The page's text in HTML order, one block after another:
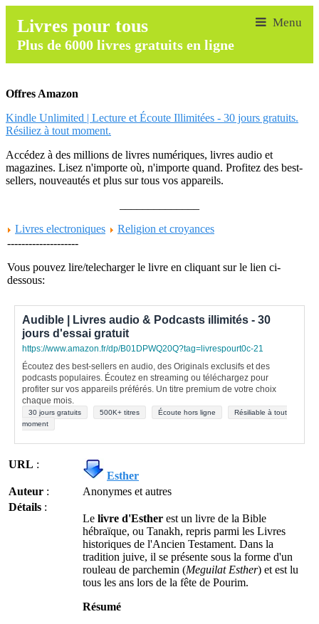
Livres pour tous
Plus de 6000 livres gratuits en ligne
Offres Amazon
Kindle Unlimited | Lecture et Écoute Illimitées - 30 jours gratuits.
Résiliez à tout moment.
Accédez à des millions de livres numériques, livres audio et
magazines. Lisez n'importe où, n'importe quand. Profitez des best-
sellers, nouveautés et plus sur tous vos appareils.
Livres electroniques
Religion et croyances
--------------------
Vous pouvez lire/telecharger le livre en cliquant sur le lien ci-
dessous:
Audible | Livres audio & Podcasts illimités - 30
jours d'essai gratuit
https://www.amazon.fr/dp/B01DPWQ20Q?tag=livrespourt0c-21
Écoutez des best-sellers en audio, des Originals exclusifs et des
podcasts populaires. Écoutez en streaming ou téléchargez pour
profiter sur vos appareils préférés. Un titre premium de votre choix
chaque mois.
30 jours gratuits 500K+ titres Écoute hors ligne
Résiliable à tout
moment
URL :
Esther
Auteur :
Anonymes et autres
Détails :
Le livre d'Esther est un livre de la Bible
hébraïque, ou Tanakh, repris parmi les Livres
historiques de l'Ancien Testament. Dans la
tradition juive, il se présente sous la forme d'un
rouleau de parchemin (Meguilat Esther) et est lu
tous les ans lors de la fête de Pourim.
Résumé